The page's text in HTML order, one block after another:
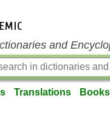
and
Translations Books